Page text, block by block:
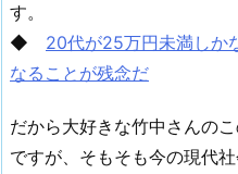
す。
◆ 20代が25万円未満しか
なることが残念だ
だから大好きな竹中さんの
ですが、そもそも今の現代